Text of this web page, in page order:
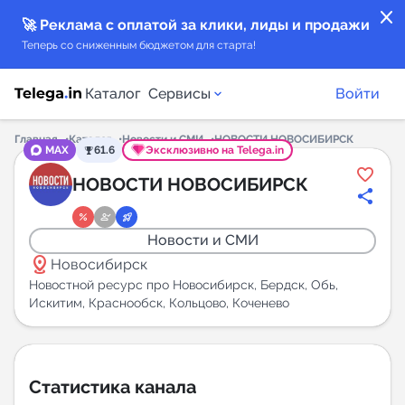
close
🚀 Реклама с оплатой за клики, лиды и продажи
Теперь со сниженным бюджетом для старта!
Каталог Сервисы
Каталог каналов
Каталог ботов
Горящие предложения
Индекс читаемости каналов в Telegram
New
New
Войти
Главная Каталог Новости и СМИ
НОВОСТИ НОВОСИБИРСК
MAX
61.6 Эксклюзивно на Telega.in
НОВОСТИ НОВОСИБИРСК
Новости и СМИ
distance Новосибирск
Новостной ресурс про Новосибирск, Бердск, Обь,
Искитим, Краснообск, Кольцово, Коченево
Статистика канала